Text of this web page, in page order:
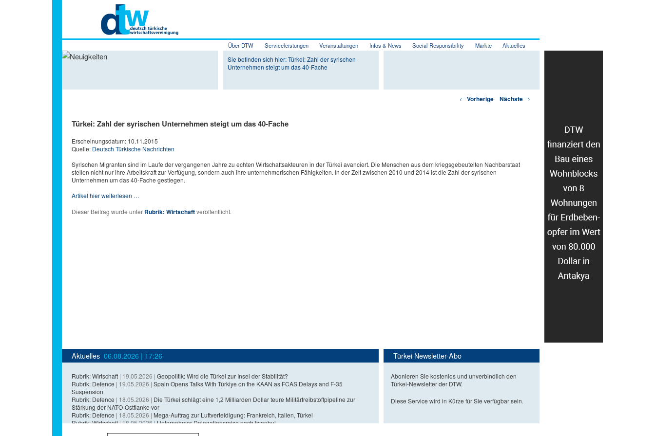
Zum Inhalt wechseln
Zum sekundären Inhalt wechseln
Über DTW Serviceleistungen Veranstaltungen Infos & News Social Responsibility Märkte Aktuelles
Sie befinden sich hier: Türkei: Zahl der syrischen
Unternehmen steigt um das 40-Fache
Artikelnavigation
← Vorherige Nächste →
Türkei: Zahl der syrischen Unternehmen steigt um das 40-Fache
Erscheinungsdatum: 10.11.2015
Quelle: Deutsch Türkische Nachrichten
Syrischen Migranten sind im Laufe der vergangenen Jahre zu echten Wirtschaftsakteuren in der Türkei avanciert. Die Menschen aus dem kriegsgebeutelten Nachbarstaat
stellen nicht nur ihre Arbeitskraft zur Verfügung, sondern auch ihre unternehmerischen Fähigkeiten. In der Zeit zwischen 2010 und 2014 ist die Zahl der syrischen
Unternehmen um das 40-Fache gestiegen.
Artikel hier weiterlesen …
Dieser Beitrag wurde unter Rubrik: Wirtschaftveröffentlicht.
Aktuelles 06.08.2026 | 17:26
Rubrik: Wirtschaft | 19.05.2026 | Geopolitik: Wird die Türkei zur Insel der Stabilität?
Rubrik: Defence | 19.05.2026 | Spain Opens Talks With Türkiye on the KAAN as FCAS Delays and F-35
Suspension
Rubrik: Defence | 18.05.2026 | Die Türkei schlägt eine 1,2 Milliarden Dollar teure Militärtreibstoffpipeline zur
Stärkung der NATO-Ostflanke vor
Rubrik: Defence | 18.05.2026 | Mega-Auftrag zur Luftverteidigung: Frankreich, Italien, Türkei
Rubrik: Wirtschaft| 18.05.2026 |Unternehmer-Delegationsreise nach Istanbul
Türkei Newsletter-Abo
Abonieren Sie kostenlos und unverbindlich den
Türkei-Newsletter der DTW.
Diese Service wird in Kürze für Sie verfügbar sein.